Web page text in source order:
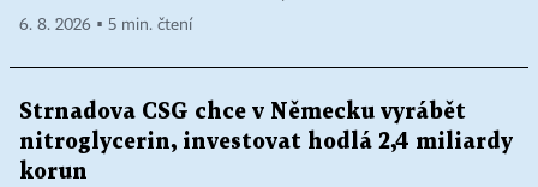
6. 8. 2026 ▪ 5 min. čtení
Strnadova CSG chce v Německu vyrábět
nitroglycerin, investovat hodlá 2,4 miliardy
korun